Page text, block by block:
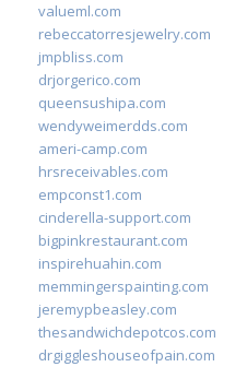
valueml.com
rebeccatorresjewelry.com
jmpbliss.com
drjorgerico.com
queensushipa.com
wendyweimerdds.com
ameri-camp.com
hrsreceivables.com
empconst1.com
cinderella-support.com
bigpinkrestaurant.com
inspirehuahin.com
memmingerspainting.com
jeremypbeasley.com
thesandwichdepotcos.com
drgiggleshouseofpain.com